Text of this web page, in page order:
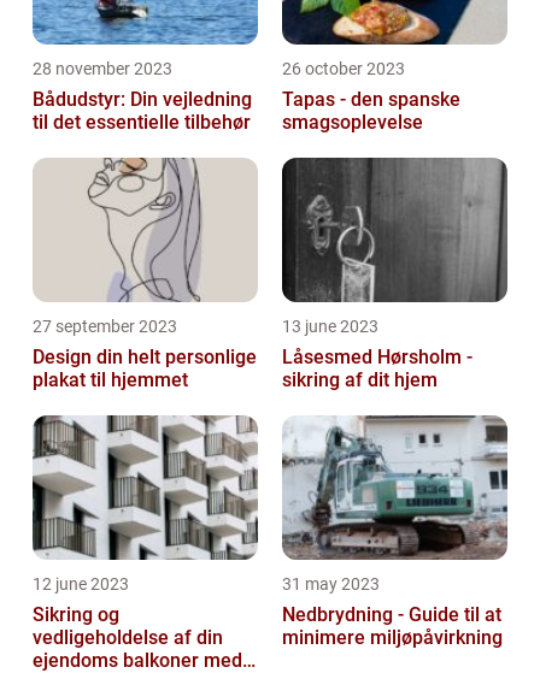
28 november 2023
Bådudstyr: Din vejledning
til det essentielle tilbehør
26 october 2023
Tapas - den spanske
smagsoplevelse
27 september 2023
Design din helt personlige
plakat til hjemmet
13 june 2023
Låsesmed Hørsholm -
sikring af dit hjem
12 june 2023
Sikring og
vedligeholdelse af din
ejendoms balkoner med
31 may 2023
Nedbrydning - Guide til at
minimere miljøpåvirkning